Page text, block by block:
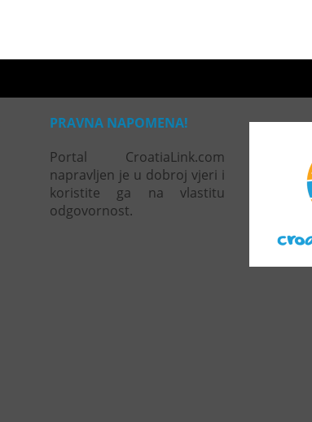
PRAVNA NAPOMENA!
Portal CroatiaLink.com
napravljen je u dobroj vjeri i
koristite ga na vlastitu
odgovornost.